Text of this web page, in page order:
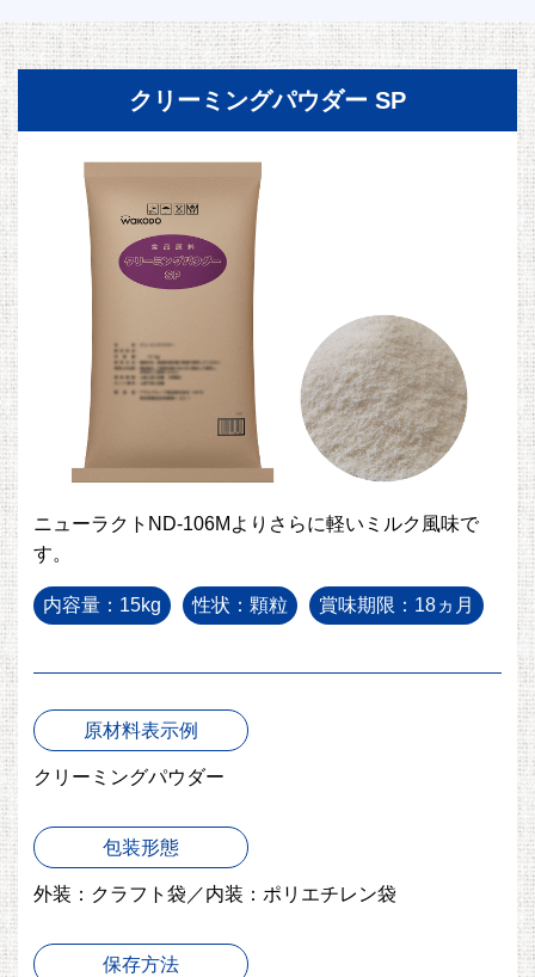
クリーミングパウダー SP
ニューラクトND-106Mよりさらに軽いミルク風味で
す。
内容量：15kg 性状：顆粒 賞味期限：18ヵ月
原材料表示例
クリーミングパウダー
包装形態
外装：クラフト袋／内装：ポリエチレン袋
保存方法